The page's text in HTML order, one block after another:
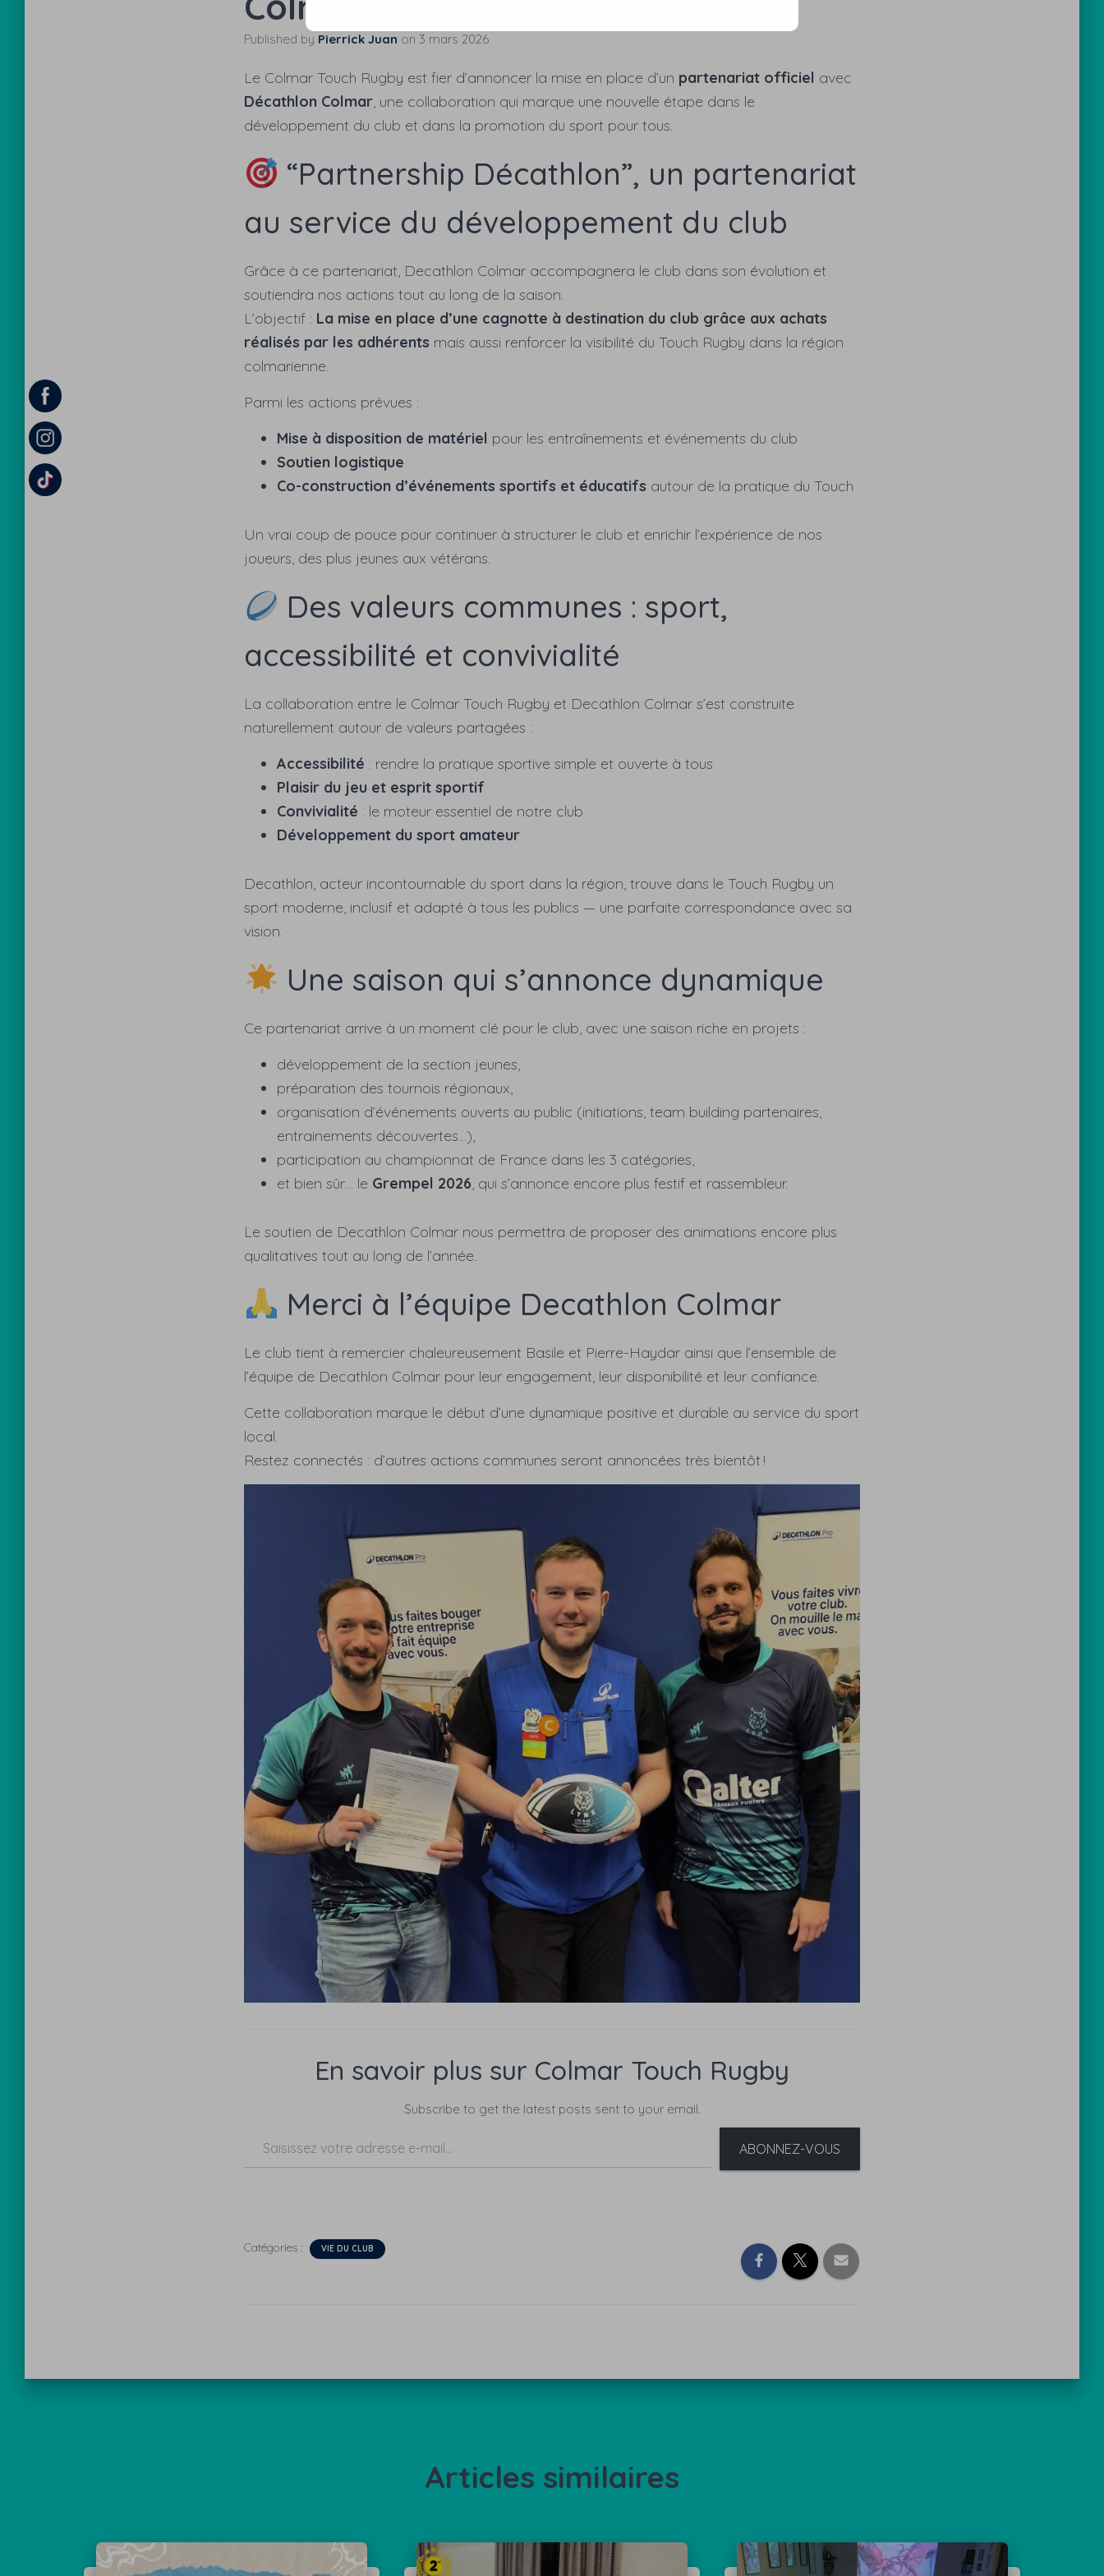
Published by Pierrick Juan on 3 mars 2026
Le Colmar Touch Rugby est fier d’annoncer la mise en place d’un partenariat officiel avec
Décathlon Colmar, une collaboration qui marque une nouvelle étape dans le
développement du club et dans la promotion du sport pour tous.
“Partnership Décathlon”, un partenariat
au service du développement du club
Grâce à ce partenariat, Decathlon Colmar accompagnera le club dans son évolution et
soutiendra nos actions tout au long de la saison.
L’objectif : La mise en place d’une cagnotte à destination du club grâce aux achats
réalisés par les adhérents mais aussi renforcer la visibilité du Touch Rugby dans la région
colmarienne.
Parmi les actions prévues :
Mise à disposition de matériel pour les entraînements et événements du club
Soutien logistique
Co-construction d’événements sportifs et éducatifs autour de la pratique du Touch
Un vrai coup de pouce pour continuer à structurer le club et enrichir l’expérience de nos
joueurs, des plus jeunes aux vétérans.
Des valeurs communes : sport,
accessibilité et convivialité
La collaboration entre le Colmar Touch Rugby et Decathlon Colmar s’est construite
naturellement autour de valeurs partagées :
Accessibilité : rendre la pratique sportive simple et ouverte à tous
Plaisir du jeu et esprit sportif
Convivialité : le moteur essentiel de notre club
Développement du sport amateur
Decathlon, acteur incontournable du sport dans la région, trouve dans le Touch Rugby un
sport moderne, inclusif et adapté à tous les publics — une parfaite correspondance avec sa
vision.
Une saison qui s’annonce dynamique
Ce partenariat arrive à un moment clé pour le club, avec une saison riche en projets :
développement de la section jeunes,
préparation des tournois régionaux,
organisation d’événements ouverts au public (initiations, team building partenaires,
entrainements découvertes…),
participation au championnat de France dans les 3 catégories,
et bien sûr… le Grempel 2026, qui s’annonce encore plus festif et rassembleur.
Le soutien de Decathlon Colmar nous permettra de proposer des animations encore plus
qualitatives tout au long de l’année.
Merci à l’équipe Decathlon Colmar
Le club tient à remercier chaleureusement Basile et Pierre-Haydar ainsi que l’ensemble de
l’équipe de Decathlon Colmar pour leur engagement, leur disponibilité et leur confiance.
Cette collaboration marque le début d’une dynamique positive et durable au service du sport
local.
Restez connectés : d’autres actions communes seront annoncées très bientôt !
En savoir plus sur Colmar Touch Rugby
Subscribe to get the latest posts sent to your email.
ABONNEZ-VOUS
Catégories : VIE DU CLUB
Articles similaires